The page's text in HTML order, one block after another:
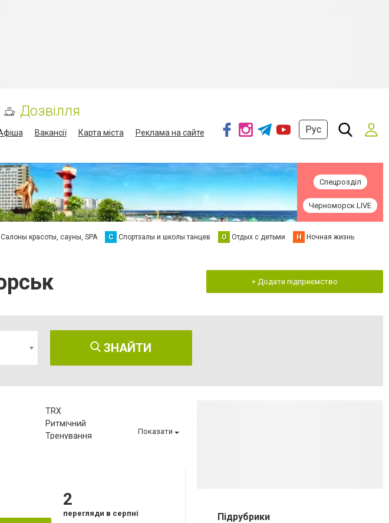
Дозвілля
Вакансії Карта міста
Реклама на сайте
Рус
Спецрозділ
Черноморск LIVE
Салоны красоты, сауны, SPA С Спортзалы и школы танцев О Отдых с детьми Н Ночная жизнь
+ Додати підприємство
ЗНАЙТИ
TRX
Ритмічний
Тренування
Показати
2
перегляди в серпні Підрубрики